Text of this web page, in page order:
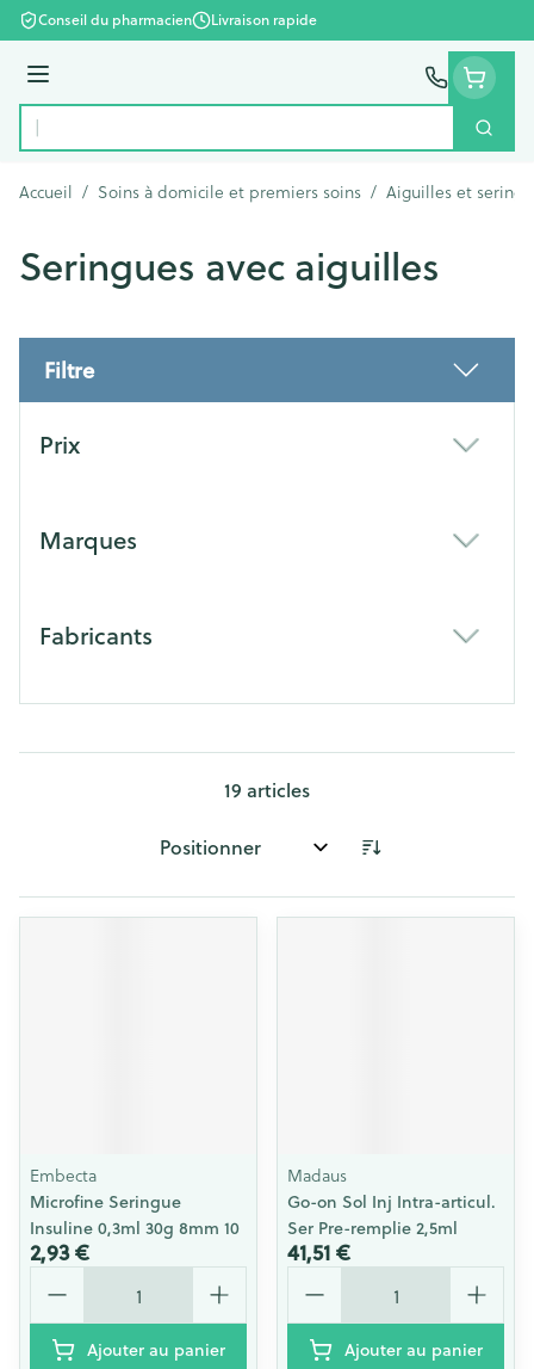
Aller au contenu
Conseil du pharmacien Livraison rapide
Menu
Rechercher
Accueil / Soins à domicile et premiers soins / Aiguilles et
Seringues avec aiguilles
Filtre
Prix
Marques
Fabricants
19 articles
Trier par:
Embecta
Microfine Seringue
Insuline 0,3ml 30g 8mm 10
2,93 €
Quantité
Ajouter au panier
Madaus
Go-on Sol Inj Intra-articul.
Ser Pre-remplie 2,5ml
41,51 €
Quantité
Ajouter au panier